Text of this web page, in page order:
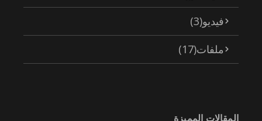
فيديو(3)
ملفات(17)
المقالات المميزة